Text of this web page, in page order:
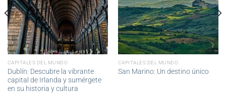
CAPITALES DEL MUNDO
Dublín: Descubre la vibrante
capital de Irlanda y sumérgete
en su historia y cultura
CAPITALES DEL MUNDO
San Marino: Un destino único